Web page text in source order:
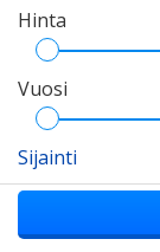
Hinta
Vuosi
Sijainti